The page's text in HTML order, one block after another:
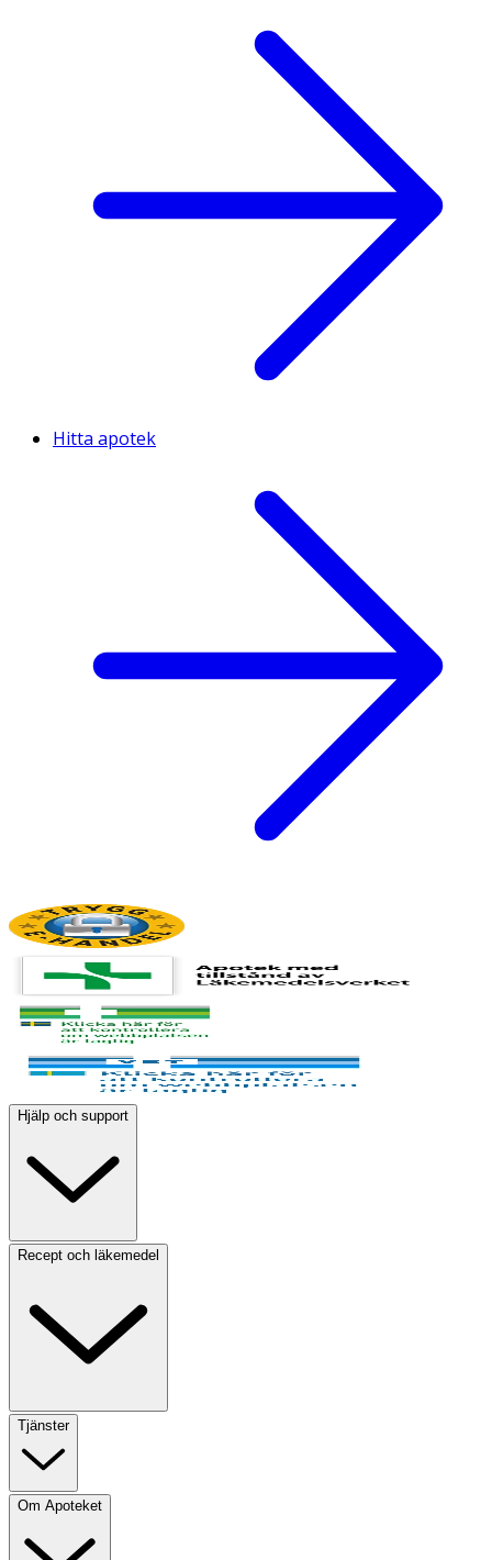
Hitta apotek
Hjälp och support
Recept och läkemedel
Tjänster
Om Apoteket